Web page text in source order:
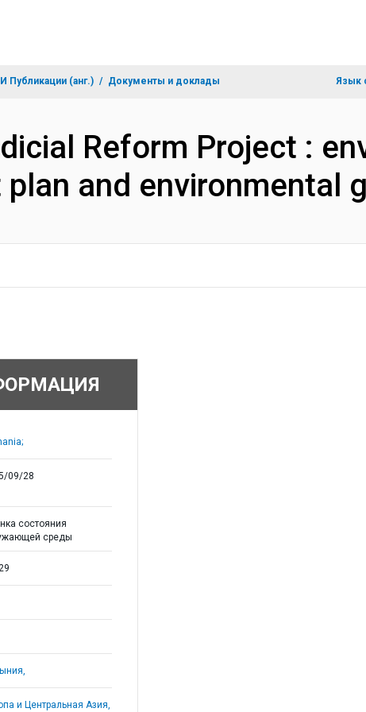
Публикации (анг.) Документы и доклады Язык
Reform Project :
and environmental
09/28
состояния
среды
и Центральная Азия,